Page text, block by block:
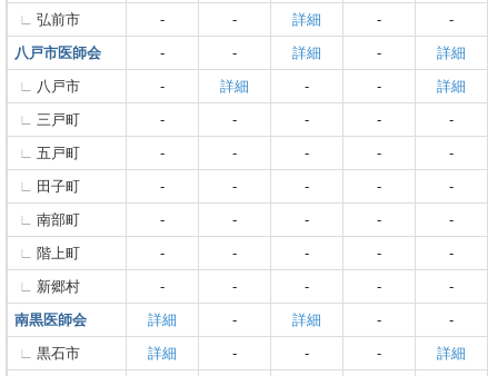
弘前市
- - 詳細 -
-
八戸市医師会
- - 詳細 -
詳細
八戸市
- 詳細 - -
詳細
三戸町
- - - -
-
五戸町
- - - -
-
田子町
- - - -
-
南部町
- - - -
-
階上町
- - - -
-
新郷村
- - - -
-
南黒医師会
詳細 - 詳細 -
-
黒石市
詳細 - - -
詳細